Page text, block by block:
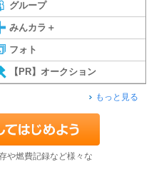
グループ
みんカラ＋
フォト
【PR】オークション
もっと見る
や燃費記録など様々な